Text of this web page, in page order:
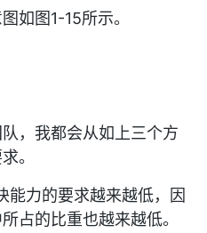
如图1-15所示。
，我都会从如上三个方
。
能力的要求越来越低，因
占的比重也越来越低。